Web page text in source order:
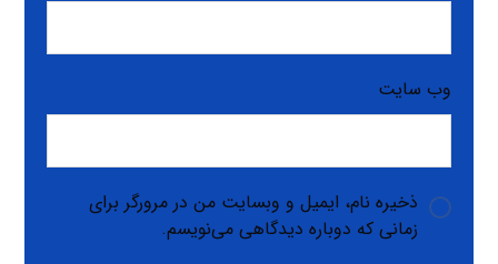
وب‌ سایت
ذخیره نام، ایمیل و وبسایت من در مرورگر برای
زمانی که دوباره دیدگاهی می‌نویسم.